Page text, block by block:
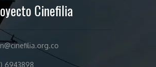
Cinefilia
6943898